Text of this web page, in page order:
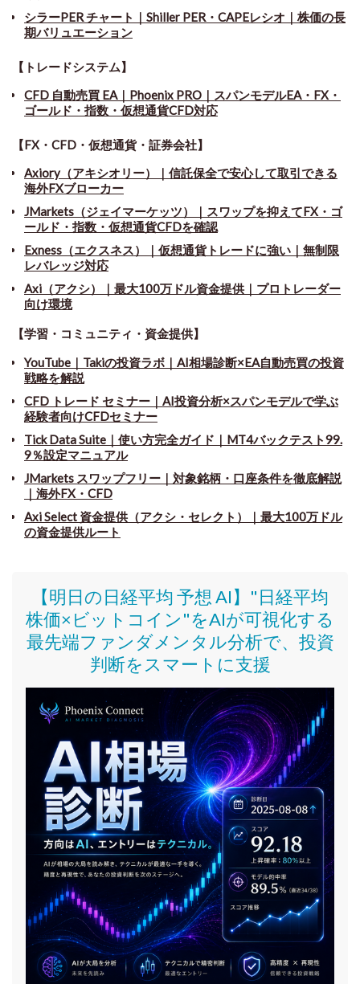
シラーPER チャート ｜ Shiller PER・CAPEレシオ｜株価の長
期バリュエーション
【トレードシステム】
CFD 自動売買 EA｜Phoenix PRO｜スパンモデルEA・FX・
ゴールド・指数・仮想通貨CFD対応
【FX・CFD・仮想通貨・証券会社】
Axiory（アキシオリー）｜信託保全で安心して取引できる
海外FXブローカー
JMarkets（ジェイマーケッツ）｜スワップを抑えてFX・ゴ
ールド・指数・仮想通貨CFDを確認
Exness（エクスネス）｜仮想通貨トレードに強い｜無制限
レバレッジ対応
Axi（アクシ）｜最大100万ドル資金提供｜プロトレーダー
向け環境
【学習・コミュニティ・資金提供】
YouTube｜Takiの投資ラボ｜AI相場診断×EA自動売買の投資
戦略を解説
CFD トレード セミナー ｜ AI投資分析×スパンモデルで学ぶ
経験者向けCFDセミナー
Tick Data Suite ｜ 使い方完全ガイド｜MT4バックテスト99.
9％設定マニュアル
JMarkets スワップフリー ｜ 対象銘柄・口座条件を徹底解説
｜海外FX・CFD
Axi Select 資金提供（アクシ・セレクト）｜最大100万ドル
の資金提供ルート
【明日の日経平均 予想 AI】"日経平均
株価×ビットコイン"をAIが可視化する
最先端ファンダメンタル分析で、投資
判断をスマートに支援